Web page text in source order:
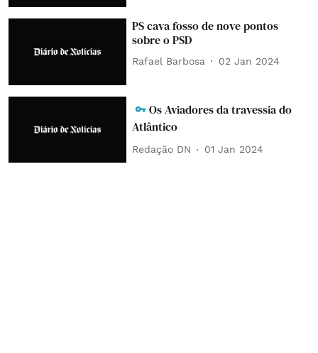
PS cava fosso de nove pontos
sobre o PSD
Rafael Barbosa 02 Jan 2024
Os Aviadores da travessia do
Atlântico
Redação DN 01 Jan 2024